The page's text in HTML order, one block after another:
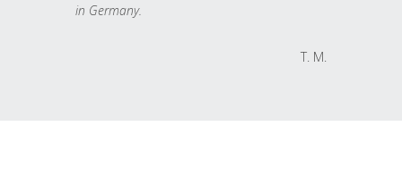
in Germany.
T. M.